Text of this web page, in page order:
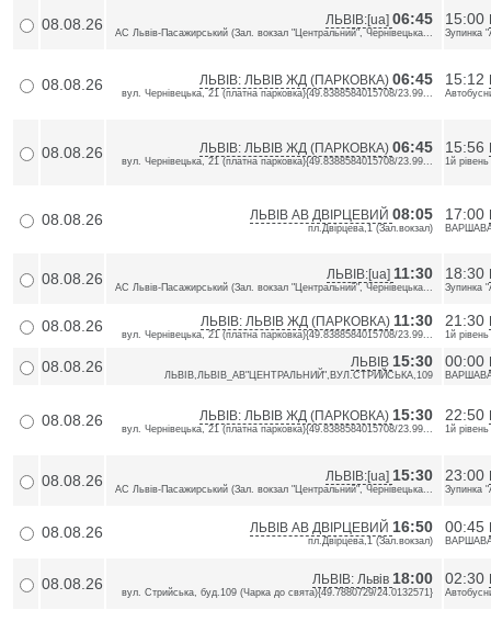
08.08.26 ЛЬВІВ:[ua] 06:45
АС Львів-Пасажирський (Зал. вокзал "Центральний", Чернівецька...
15:00
Зупинка
08.08.26 ЛЬВІВ: ЛЬВІВ ЖД (ПАРКОВКА) 06:45
вул. Чернівецька, 21 (платна парковка){49.8388584015708/23.99...
15:12
08.08.26 ЛЬВІВ: ЛЬВІВ ЖД (ПАРКОВКА) 06:45
вул. Чернівецька, 21 (платна парковка){49.8388584015708/23.99...
15:56
1й
08.08.26 ЛЬВІВ АВ ДВІРЦЕВИЙ 08:05
пл.Двiрцева,1 (Зал.вокзал)
17:00
08.08.26 ЛЬВІВ:[ua] 11:30
АС Львів-Пасажирський (Зал. вокзал "Центральний", Чернівецька...
18:30
Зупинка
08.08.26 ЛЬВІВ: ЛЬВІВ ЖД (ПАРКОВКА) 11:30
вул. Чернівецька, 21 (платна парковка){49.8388584015708/23.99...
21:30
1й
08.08.26 ЛЬВІВ 15:30
ЛЬВІВ,ЛЬВІВ_АВ"ЦЕНТРАЛЬНИЙ",ВУЛ.СТРИЙСЬКА,109
00:00
08.08.26 ЛЬВІВ: ЛЬВІВ ЖД (ПАРКОВКА) 15:30
вул. Чернівецька, 21 (платна парковка){49.8388584015708/23.99...
22:50
1й
08.08.26 ЛЬВІВ:[ua] 15:30
АС Львів-Пасажирський (Зал. вокзал "Центральний", Чернівецька...
23:00
Зупинка
08.08.26 ЛЬВІВ АВ ДВІРЦЕВИЙ 16:50
пл.Двiрцева,1 (Зал.вокзал)
00:45
08.08.26 ЛЬВІВ: Львів 18:00
вул. Стрийська, буд.109 (Чарка до свята){49.7880729/24.0132571}
02:30